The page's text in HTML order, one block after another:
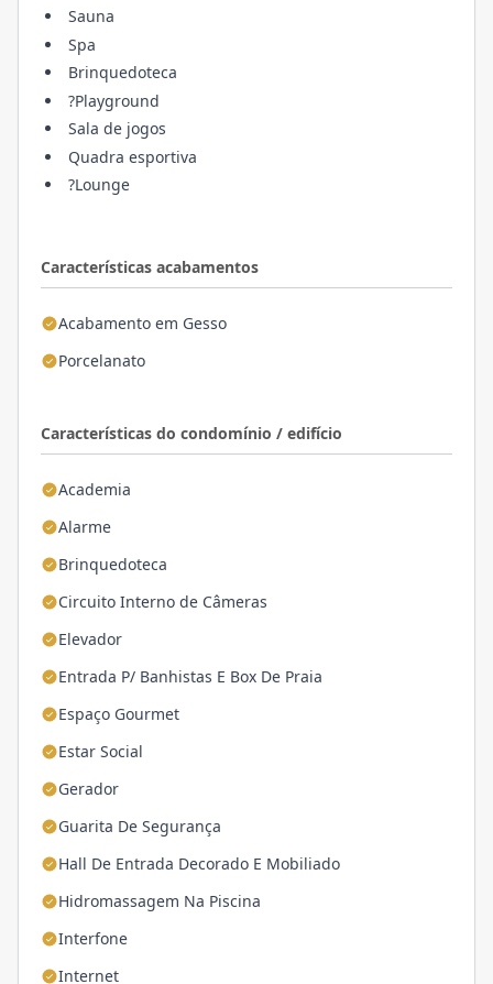
Características acabamentos
Acabamento em Gesso
Porcelanato
Características do condomínio / edifício
Academia
Alarme
Brinquedoteca
Circuito Interno de Câmeras
Elevador
Entrada P/ Banhistas E Box De Praia
Espaço Gourmet
Estar Social
Gerador
Guarita De Segurança
Hall De Entrada Decorado E Mobiliado
Hidromassagem Na Piscina
Interfone
Internet
Sauna
Spa
Brinquedoteca
?Playground
Sala de jogos
Quadra esportiva
?Lounge